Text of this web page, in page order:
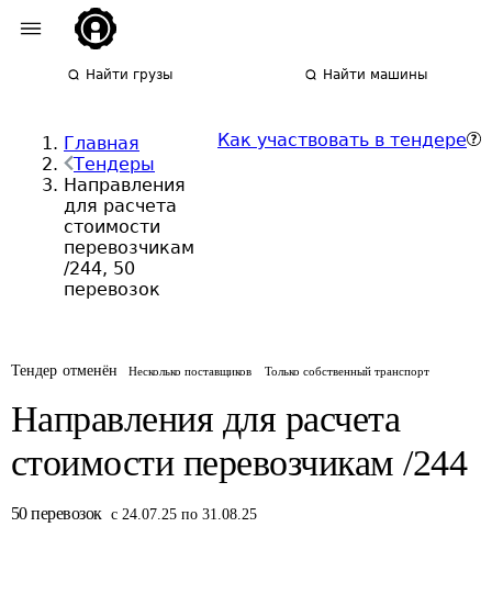
Найти грузы Найти машины
Главная
Тендеры
Направления
для расчета
стоимости
перевозчикам
/244, 50
перевозок
Как участвовать в тендере
Тендер отменён Несколько поставщиков Только собственный транспорт
Направления для расчета
стоимости перевозчикам /244
50 перевозок с 24.07.25 по 31.08.25